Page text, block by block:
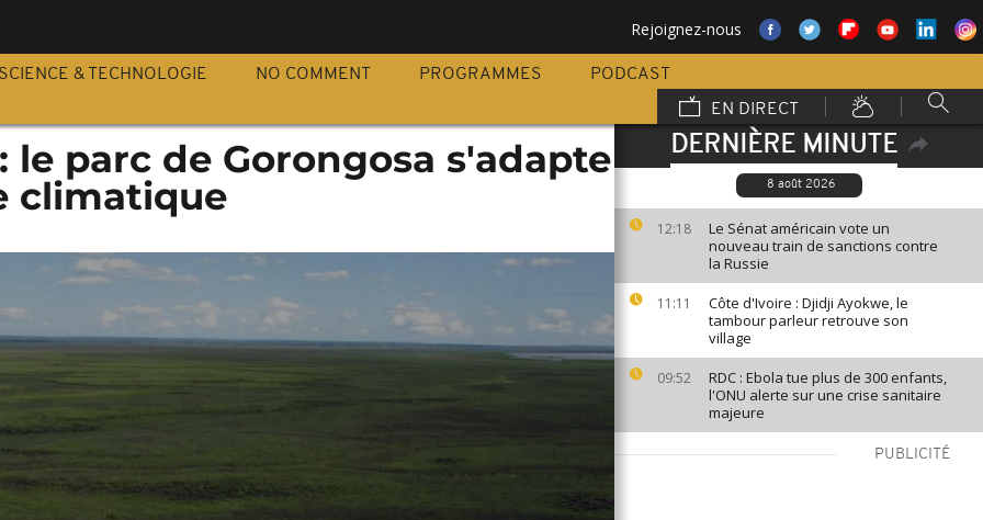
Rejoignez-nous
SCIENCE & TECHNOLOGIE NO COMMENT PROGRAMMES
PODCAST
EN DIRECT
DERNIÈRE MINUTE
8 août 2026
12:18
Le Sénat américain vote un
nouveau train de sanctions contre
la Russie
11:11
Côte d'Ivoire : Djidji Ayokwe, le
tambour parleur retrouve son
village
09:52
RDC : Ebola tue plus de 300 enfants,
l'ONU alerte sur une crise sanitaire
majeure
PUBLICITÉ
le parc de Gorongosa s'adapte
climatique